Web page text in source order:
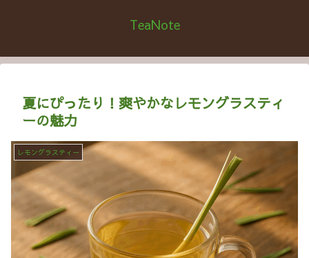
TeaNote
夏にぴったり！爽やかなレモングラスティ
ーの魅力
レモングラスティー